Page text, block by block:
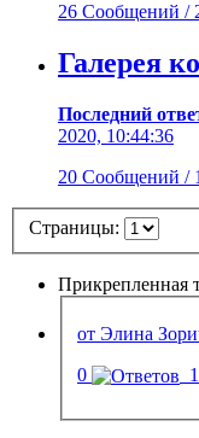
26 Сообщений /
Галерея
Последний
2020, 10:44:36
20 Сообщений /
Страницы:
Прикрепленная
от Элина
0